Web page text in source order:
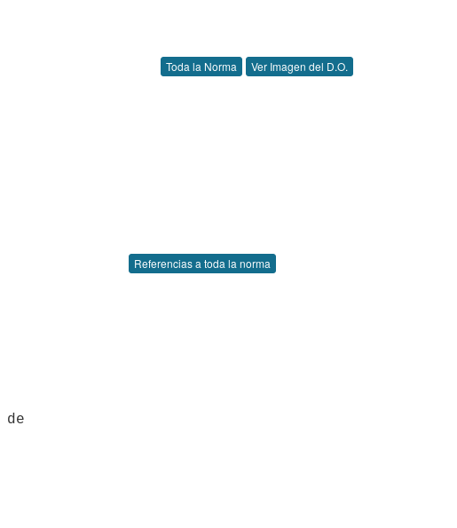
Toda la Norma Ver Imagen del D.O.
Referencias a toda la norma